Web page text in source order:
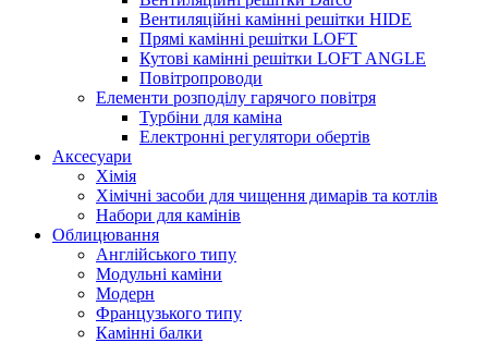
Вентиляційні камінні решітки HIDE
Прямі камінні решітки LOFT
Кутові камінні решітки LOFT ANGLE
Повітропроводи
Елементи розподілу гарячого повітря
Турбіни для каміна
Електронні регулятори обертів
Аксесуари
Хімія
Хімічні засоби для чищення димарів та котлів
Набори для камінів
Облицювання
Англійського типу
Модульні каміни
Модерн
Французького типу
Камінні балки